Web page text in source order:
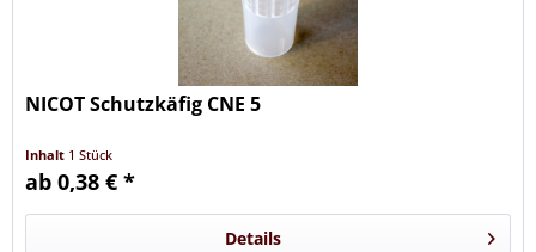
NICOT Schutzkäfig CNE 5
Inhalt 1 Stück
ab 0,38 € *
Details